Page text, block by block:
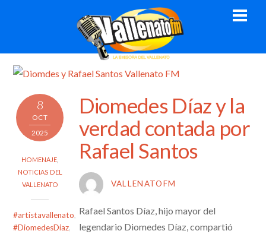
8
OCT
2025
HOMENAJE
NOTICIAS DEL
VALLENATO
#artistavallenato,
#DiomedesDiaz,
Diomedes Díaz y la
verdad contada por
Rafael Santos
VALLENATOFM
Rafael Santos Díaz, hijo mayor del
legendario Diomedes Díaz, compartió